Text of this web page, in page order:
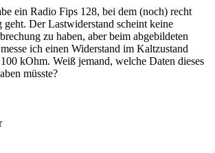
ein Radio Fips 128, bei dem (noch) recht
geht. Der Lastwiderstand scheint keine
zu haben, aber beim abgebildeten
ich einen Widerstand im Kaltzustand
kOhm. Weiß jemand, welche Daten dieses
müsste?